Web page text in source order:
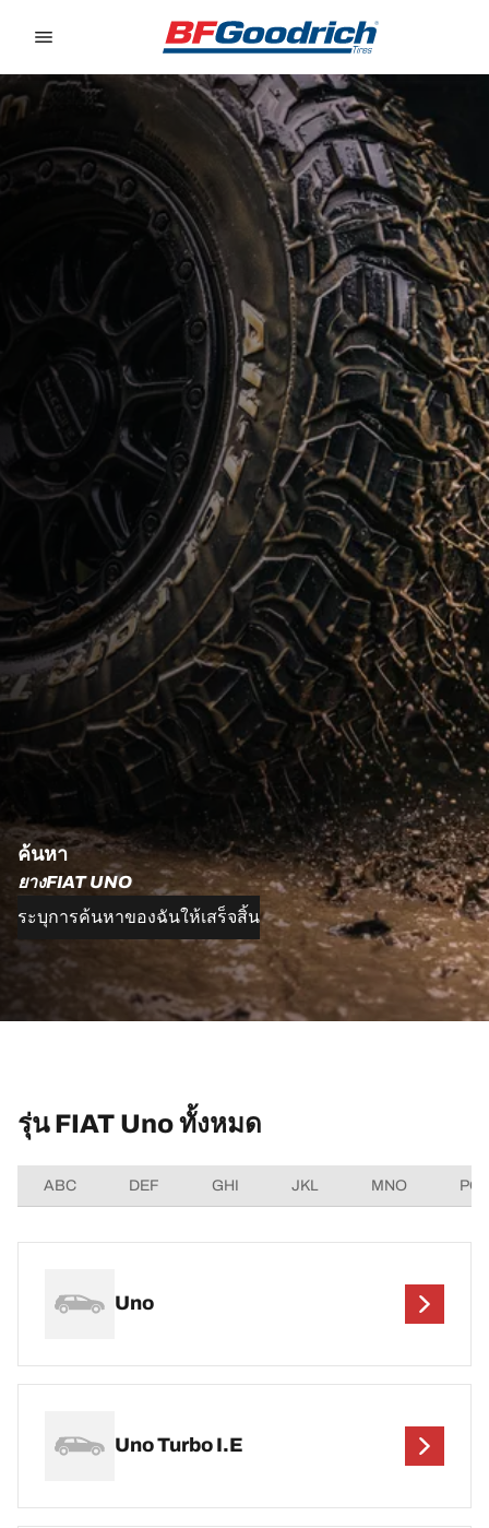
ค้นหา
ยางFIAT UNO
ระบุการค้นหาของฉันให้เสร็จสิ้น
รุ่น FIAT Uno ทั้งหมด
ABC DEF GHI JKL MNO
Uno
Uno Turbo I.E